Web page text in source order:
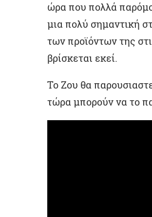
ώρα που πολλά
μια πολύ σημαντική
των προϊόντων της
βρίσκεται εκεί.
Το Ζου θα
τώρα μπορούν να το